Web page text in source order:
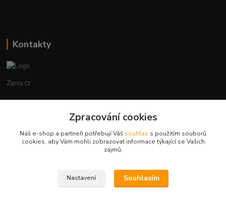
Kontakty
Zipsy.cz
+420774877333
obchod@zipsy.cz
Zpracování cookies
Náš e-shop a partneři potřebují Váš souhlas s použitím souborů
cookies, aby Vám mohli zobrazovat informace týkající se Vašich
zájmů.
Nastavení Souhlasím